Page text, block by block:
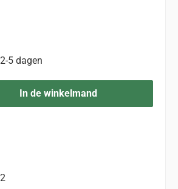
5 dagen
in of gebruik de knoppen om de
In de winkelmand